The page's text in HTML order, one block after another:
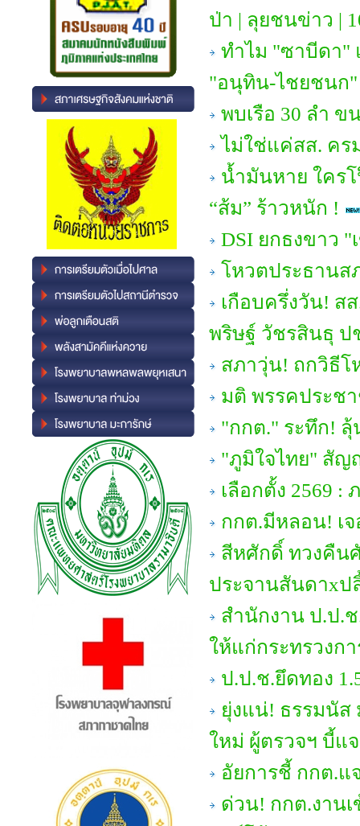
ป่า | ลุยชนข่าว |
ทำไม "ซาบีดา"
"อนุทิน-ไชยชนก"
พบเรือ 30 ลำ
ไม่ใช่แค่สส. ค
น้ำมันหาย ใคร
“ส้ม” ร้าวหนัก !
DSI ยกธงขาว "
โหวตประธานส
เกือบครึ่งวัน! ส
พริษฐ์ วัชรสินธุ ป
สภาวุ่น! ถกวิธีโ
มติ พรรคประช
"กกต." ระทึก!
"ภูมิใจไทย" สัญ
เลือกตั้ง 2569 :
กกต.มีหลอน! เ
สีหศักดิ์ ทวงคืน
ประจานสันดาx
สำนักงาน ป.ป.
ให้แก่กระทรวงก
ป.ป.ช.ยึดทอง
ยุ่งแน่! ธรรมนัส
ใหม่ ผู้ตรวจฯ บี้แ
อัยการชี้ กกต.แ
ด่วน! กกต.งาน